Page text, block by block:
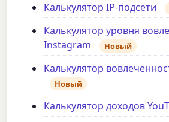
Калькулятор IP-подсети
Калькулятор уровня
Instagram
Новый
Калькулятор
Новый
Калькулятор доходов